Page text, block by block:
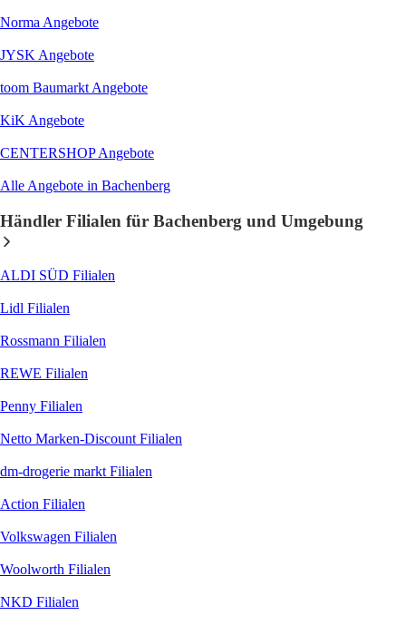
Norma Angebote
JYSK Angebote
toom Baumarkt Angebote
KiK Angebote
CENTERSHOPAngebote
Alle Angebote in Bachenberg
Händler Filialen für Bachenberg und Umgebung
ALDI SÜD Filialen
Lidl Filialen
Rossmann Filialen
REWE Filialen
Penny Filialen
Netto Marken-Discount Filialen
dm-drogerie markt Filialen
Action Filialen
Volkswagen Filialen
Woolworth Filialen
NKD Filialen